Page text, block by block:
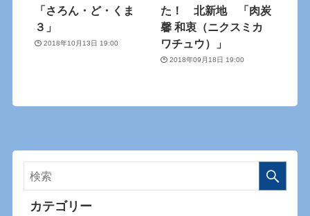
「さろん・ど・くま
３」
2018年10月13日 19:00
た！ 北新地 「肉炭
馨 和衷（ニクスミカ
ワチュウ）」
2018年09月18日 19:00
カテゴリー